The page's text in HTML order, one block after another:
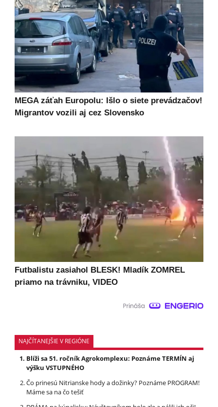
MEGA záťah Europolu: Išlo o siete prevádzačov!
Migrantov vozili aj cez Slovensko
Futbalistu zasiahol BLESK! Mladík ZOMREL
priamo na trávniku, VIDEO
NAJČÍTANEJŠIE V REGIÓNE
Blíži sa 51. ročník Agrokomplexu: Poznáme TERMÍN aj
výšku VSTUPNÉHO
Čo prinesú Nitrianske hody a dožinky? Poznáme PROGRAM!
Máme sa na čo tešiť